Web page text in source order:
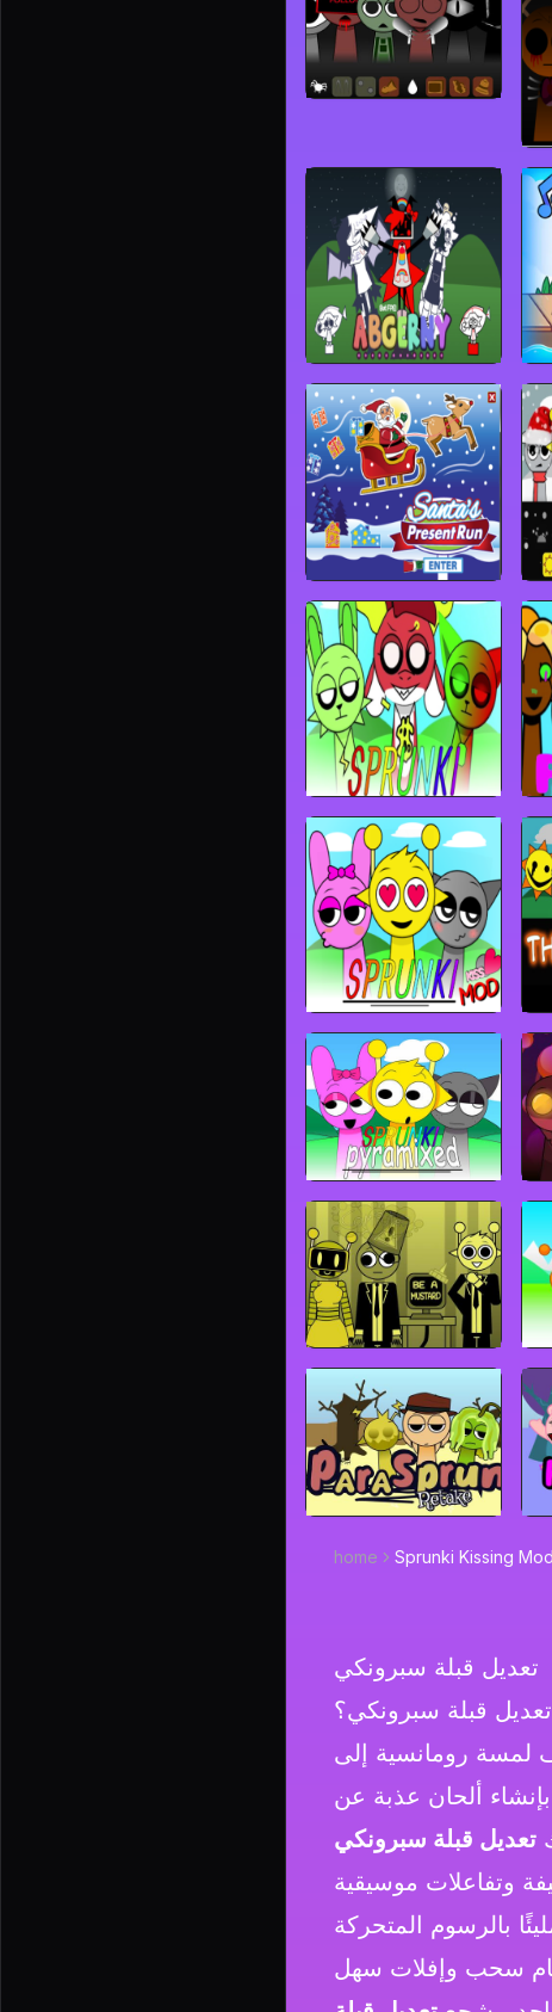
home Sprunki Kissing Mod
تعديل قبلة سبرونكي
قبلة سبرونكي؟
لمسة رومانسية إلى
ألحان عذبة عن
تعديل قبلة سبرونكي
بالرسوم المتحركة
سحب وإفلات سهل